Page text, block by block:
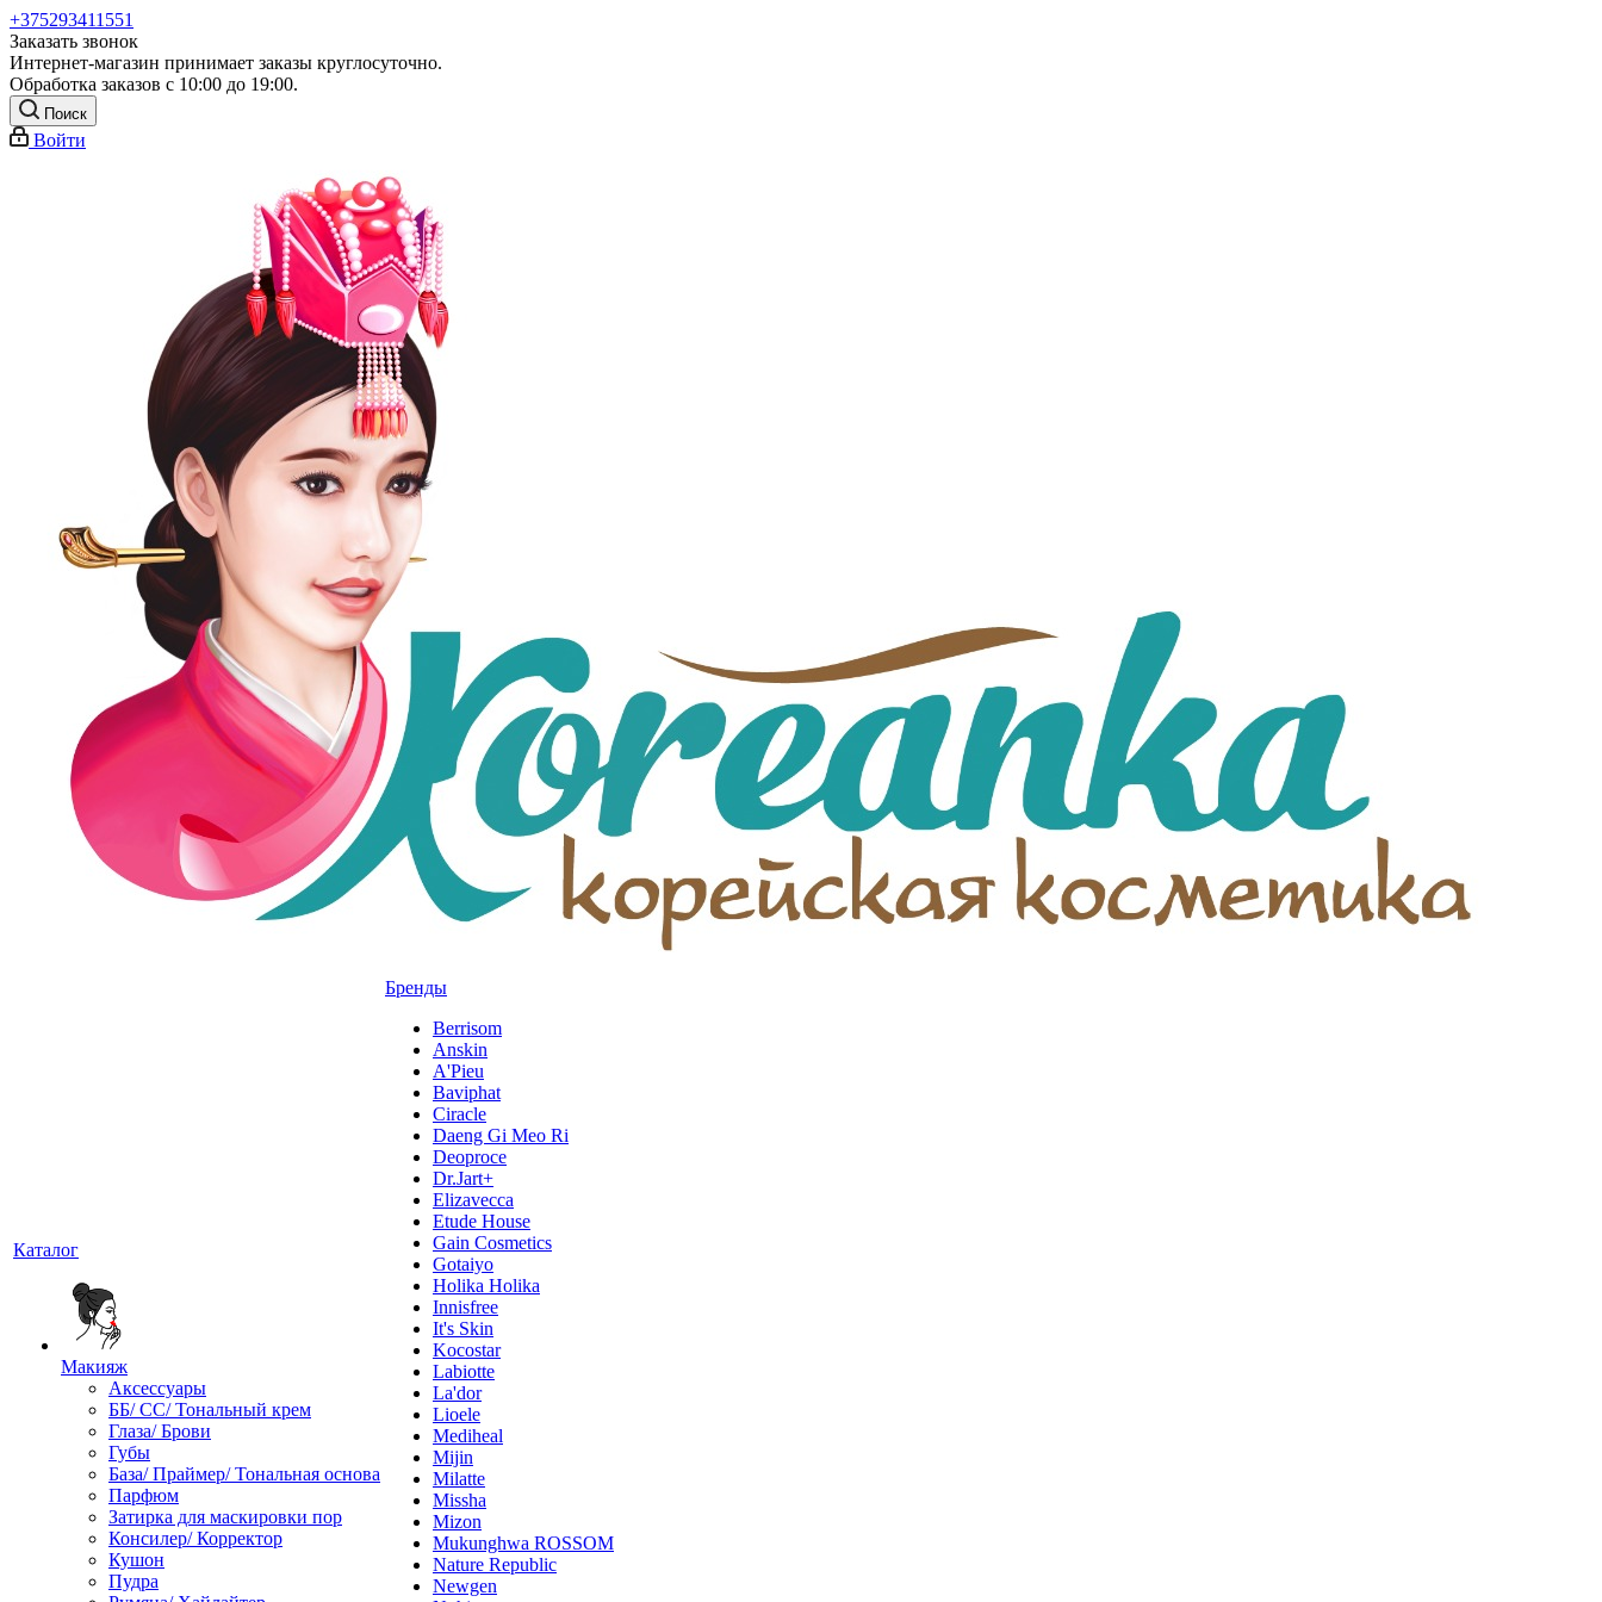
+375293411551
Заказать звонок
Интернет-магазин принимает заказы круглосуточно.
Обработка заказов с 10:00 до 19:00.
Поиск
Войти
Каталог
Макияж
Аксессуары
ББ/ СС/ Тональный крем
Глаза/ Брови
Губы
База/ Праймер/ Тональная основа
Парфюм
Затирка для маскировки пор
Консилер/ Корректор
Кушон
Пудра
Бренды
Berrisom
Anskin
A'Pieu
Baviphat
Ciracle
Daeng Gi Meo Ri
Deoproce
Dr.Jart+
Elizavecca
Etude House
Gain Cosmetics
Gotaiyo
Holika Holika
Innisfree
It's Skin
Kocostar
Labiotte
La'dor
Lioele
Mediheal
Mijin
Milatte
Missha
Mizon
Mukunghwa ROSSOM
Nature Republic
Newgen